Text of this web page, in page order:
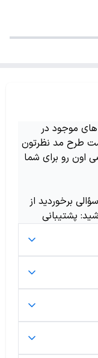
موجود در
طرح مد نظرتون
اون رو برای شما
برخوردید از
پشتیبانی